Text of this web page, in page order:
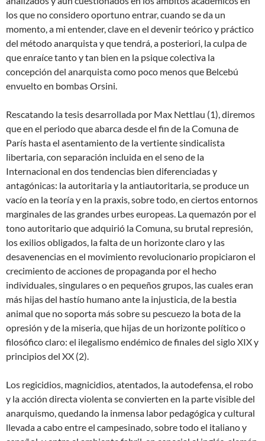
los que no considero oportuno entrar, cuando se da un
momento, a mi entender, clave en el devenir teórico y práctico
del método anarquista y que tendrá, a posteriori, la culpa de
que enraíce tanto y tan bien en la psique colectiva la
concepción del anarquista como poco menos que Belcebú
envuelto en bombas Orsini.
Rescatando la tesis desarrollada por Max Nettlau (1), diremos
que en el periodo que abarca desde el fin de la Comuna de
París hasta el asentamiento de la vertiente sindicalista
libertaria, con separación incluida en el seno de la
Internacional en dos tendencias bien diferenciadas y
antagónicas: la autoritaria y la antiautoritaria, se produce un
vacío en la teoría y en la praxis, sobre todo, en ciertos entornos
marginales de las grandes urbes europeas. La quemazón por el
tono autoritario que adquirió la Comuna, su brutal represión,
los exilios obligados, la falta de un horizonte claro y las
desavenencias en el movimiento revolucionario propiciaron el
crecimiento de acciones de propaganda por el hecho
individuales, singulares o en pequeños grupos, las cuales eran
más hijas del hastío humano ante la injusticia, de la bestia
animal que no soporta más sobre su pescuezo la bota de la
opresión y de la miseria, que hijas de un horizonte político o
filosófico claro: el ilegalismo endémico de finales del siglo XIX y
principios del XX (2).
Los regicidios, magnicidios, atentados, la autodefensa, el robo
y la acción directa violenta se convierten en la parte visible del
anarquismo, quedando la inmensa labor pedagógica y cultural
llevada a cabo entre el campesinado, sobre todo el italiano y